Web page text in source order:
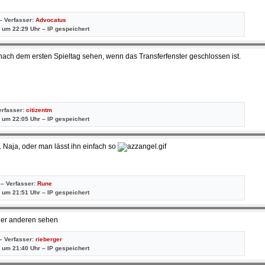
Verfasser: Advocatus
22:29 Uhr – IP gespeichert
dem ersten Spieltag sehen, wenn das Transferfenster geschlossen ist.
citizentm
22:05 Uhr – IP gespeichert
oder man lässt ihn einfach so
Verfasser: Rune
21:51 Uhr – IP gespeichert
anderen sehen
Verfasser: rieberger
21:40 Uhr – IP gespeichert